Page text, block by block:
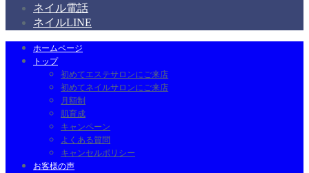
ネイル電話
ネイルLINE
ホームページ
トップ
初めてエステサロンにご来店
初めてネイルサロンにご来店
月額制
肌育成
キャンペーン
よくある質問
キャンセルポリシー
お客様の声